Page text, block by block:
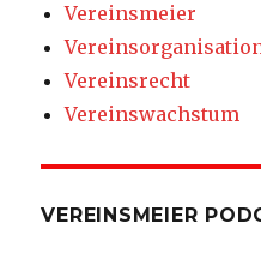
Vereinsmeier
Vereinsrecht
Vereinswachstum
VEREINSMEIER